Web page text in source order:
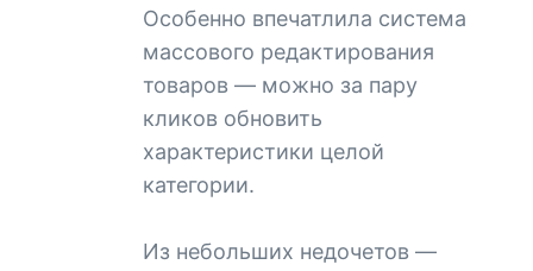
Особенно впечатлила система
массового редактирования
товаров — можно за пару
кликов обновить
характеристики целой
категории.
Из небольших недочетов —